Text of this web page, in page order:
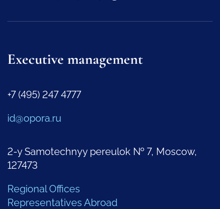
Executive management
+7 (495) 247 4777
id@opora.ru
2-y Samotechnyy pereulok № 7, Moscow,
127473
Regional Offices
Representatives Abroad